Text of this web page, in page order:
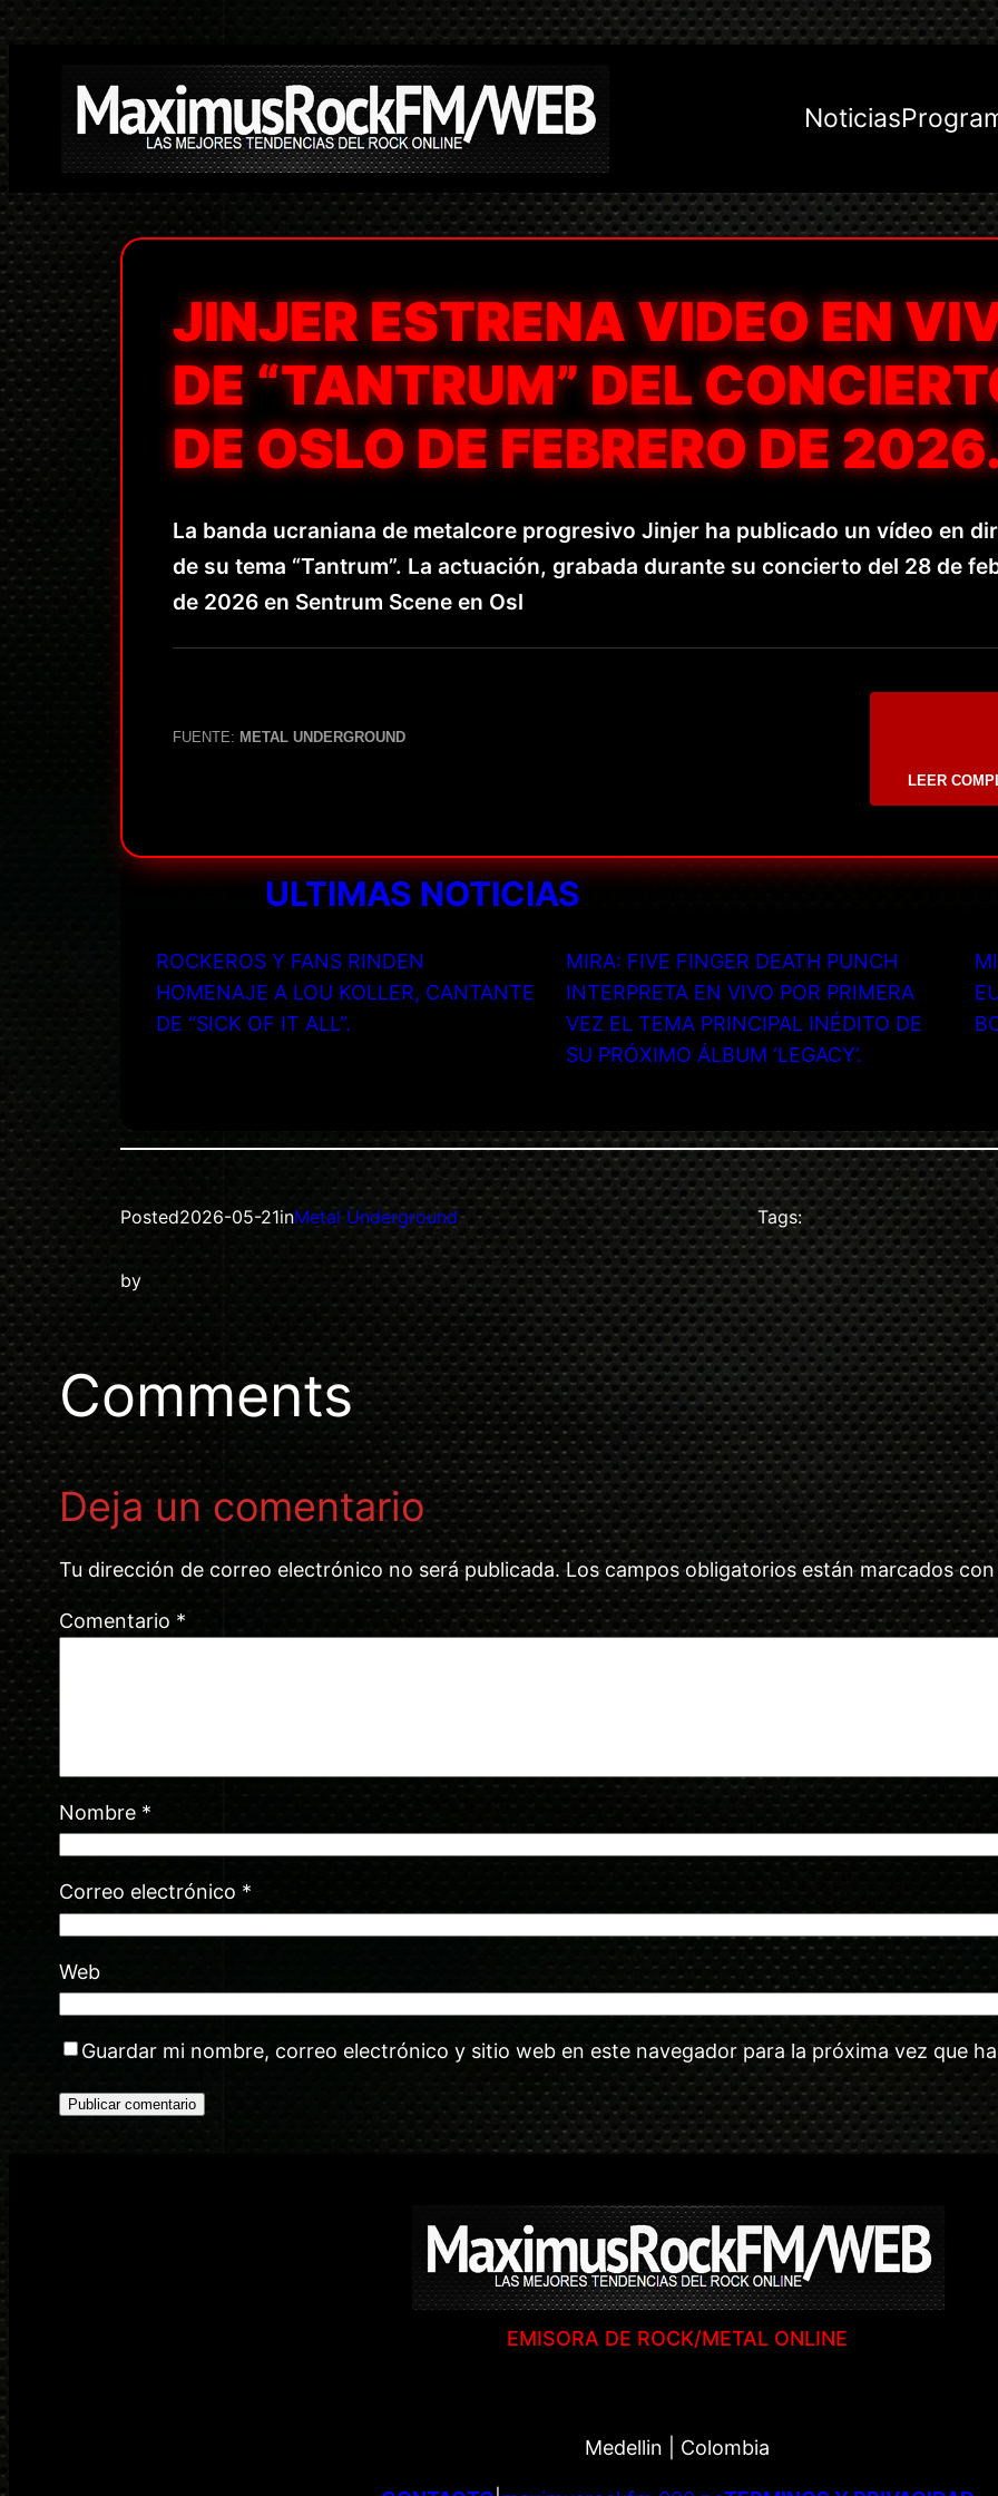
Saltar
contenido
Noticias
JINJER ESTRENA VIDEO EN
DE “TANTRUM” DEL
DE OSLO DE FEBRERO DE
La banda ucraniana de metalcore progresivo Jinjer ha publicado un vídeo en
de su tema “Tantrum”. La actuación, grabada durante su concierto del 28 de
de 2026 en Sentrum Scene en Osl
FUENTE: METAL UNDERGROUND
LEER
ULTIMAS NOTICIAS
ROCKEROS Y FANS RINDEN
HOMENAJE A LOU KOLLER, CANTANTE
DE “SICK OF IT ALL”.
MIRA: FIVE FINGER DEATH PUNCH
INTERPRETA EN VIVO POR PRIMERA
VEZ EL TEMA PRINCIPAL INÉDITO DE
SU PRÓXIMO ÁLBUM ‘LEGACY’.
Posted2026-05-21inMetal Underground
by
Tags:
Comments
Deja un comentario
Tu dirección de correo electrónico no será publicada. Los campos obligatorios están marcados
Comentario *
Nombre *
Correo electrónico *
Web
Guardar mi nombre, correo electrónico y sitio web en este navegador para la próxima vez que
EMISORA DE ROCK/METAL ONLINE
Medellin | Colombia